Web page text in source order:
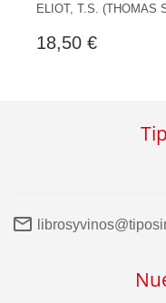
ELIOT, T.S. (THOMAS
18,50 €